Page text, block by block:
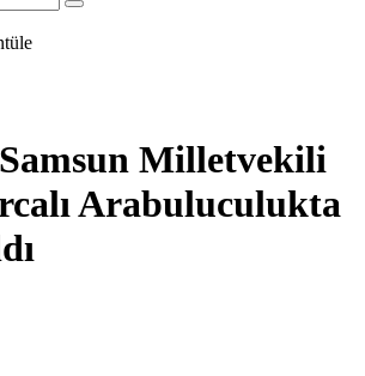
Milletvekili
Arabuluculukta